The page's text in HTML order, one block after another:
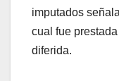
imputados
cual fue
diferida.